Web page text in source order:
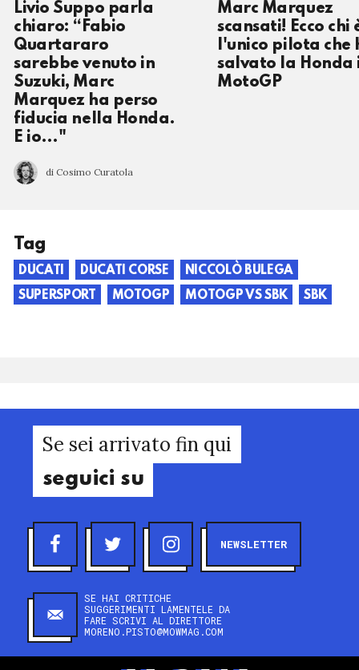
Livio Suppo parla
chiaro: “Fabio
Quartararo
sarebbe venuto in
Suzuki, Marc
Marquez ha perso
fiducia nella Honda.
E io…"
di Cosimo Curatola
Marc Marquez
scansati! Ecco chi
l'unico pilota che
salvato la Honda
MotoGP
Tag
DUCATI DUCATI CORSE
NICCOLÒ BULEGA
SUPERSPORT
MOTOGP MOTOGP VS SBK SBK
Se sei arrivato fin qui
seguici su
NEWSLETTER
SE HAI CRITICHE
SUGGERIMENTI LAMENTELE DA
FARE SCRIVI AL DIRETTORE
MORENO.PISTO@MOWMAG.COM